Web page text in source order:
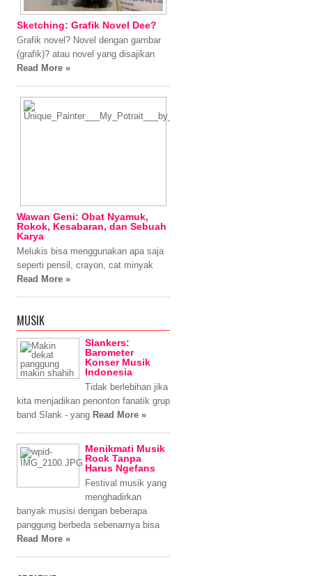
Sketching: Grafik Novel Dee?
Grafik novel? Novel dengan gambar
(grafik)? atau novel yang disajikan
Read More »
Wawan Geni: Obat Nyamuk,
Rokok, Kesabaran, dan Sebuah
Karya
Melukis bisa menggunakan apa saja
seperti pensil, crayon, cat minyak
Read More »
MUSIK
Slankers:
Barometer
Konser Musik
Indonesia
Tidak berlebihan jika
kita menjadikan penonton fanatik grup
band Slank - yang Read More »
Menikmati Musik
Rock Tanpa
Harus Ngefans
Festival musik yang
menghadirkan
banyak musisi dengan beberapa
panggung berbeda sebenarnya bisa
Read More »